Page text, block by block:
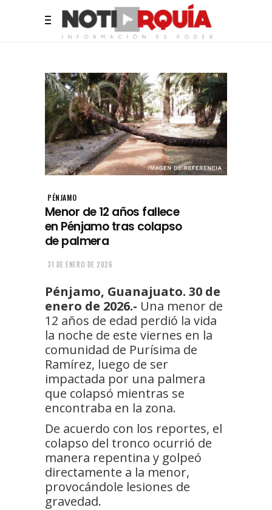
PÉNJAMO
Menor de 12 años fallece
en Pénjamo tras colapso
de palmera
31 DE ENERO DE 2026
Pénjamo, Guanajuato. 30 de
enero de 2026.- Una menor de
12 años de edad perdió la vida
la noche de este viernes en la
comunidad de Purísima de
Ramírez, luego de ser
impactada por una palmera
que colapsó mientras se
encontraba en la zona.
De acuerdo con los reportes, el
colapso del tronco ocurrió de
manera repentina y golpeó
directamente a la menor,
provocándole lesiones de
gravedad.